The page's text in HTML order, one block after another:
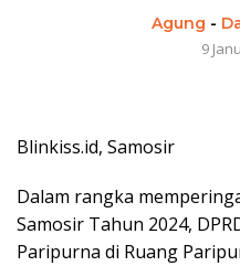
Agung -
9
Blinkiss.id, Samosir
Dalam rangka
Samosir Tahun 2024,
Paripurna di Ruang